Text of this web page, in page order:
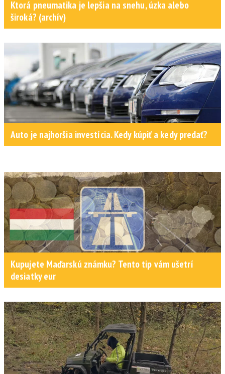
Ktorá pneumatika je lepšia na snehu, úzka alebo
široká? (archív)
Auto je najhoršia investícia. Kedy kúpiť a kedy predať?
Kupujete Maďarskú známku? Tento tip vám ušetrí
desiatky eur